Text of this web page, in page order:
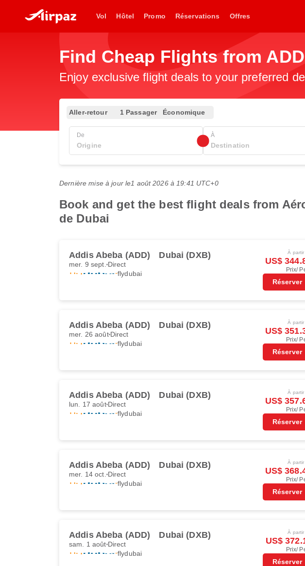
Vol Hôtel Promo Réservations Offres
Find Cheap Flights from
Enjoy exclusive flight deals to your preferred
Aller-retour 1 Passager Économique
De À
Dernière mise à jour le1 août 2026 à 19:41 UTC+0
Book and get the best flight deals from
de Dubai
Addis Abeba (ADD) Dubai (DXB)
mer. 9 sept. Direct
flydubai
À partir
US$
Prix/
Réserver
Addis Abeba (ADD) Dubai (DXB)
mer. 26 aoûtDirect
flydubai
À partir
US$
Prix/
Réserver
Addis Abeba (ADD) Dubai (DXB)
lun. 17 aoûtDirect
flydubai
À partir
US$
Prix/
Réserver
Addis Abeba (ADD) Dubai (DXB)
mer. 14 oct. Direct
flydubai
À partir
US$
Prix/
Réserver
Addis Abeba (ADD) Dubai (DXB)
sam. 1 août Direct
flydubai
À partir
US$
Prix/
Réserver